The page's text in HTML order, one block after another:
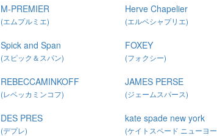
M-PREMIER
(エムプルミエ)
Herve Chapelier
(エルベシャプリエ)
Spick and Span
(スピック＆スパン)
FOXEY
(フォクシー)
REBECCAMINKOFF
(レベッカミンコフ)
JAMES PERSE
(ジェームスパース)
DES PRES
(デプレ)
kate spade new york
(ケイトスペード ニューヨ